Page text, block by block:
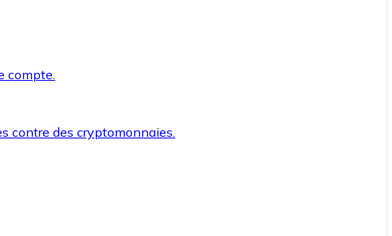
compte.
contre des cryptomonnaies.